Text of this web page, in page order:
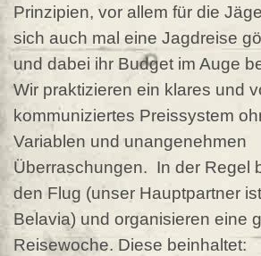
Prinzipien, vor allem für die
sich auch mal eine Jagdreise
und dabei ihr Budget im Auge
Wir praktizieren ein klares und
kommuniziertes Preissystem
Variablen und unangenehmen
Überraschungen. In der Regel
den Flug (unser Hauptpartner
Belavia) und organisieren eine
Reisewoche. Diese beinhaltet: